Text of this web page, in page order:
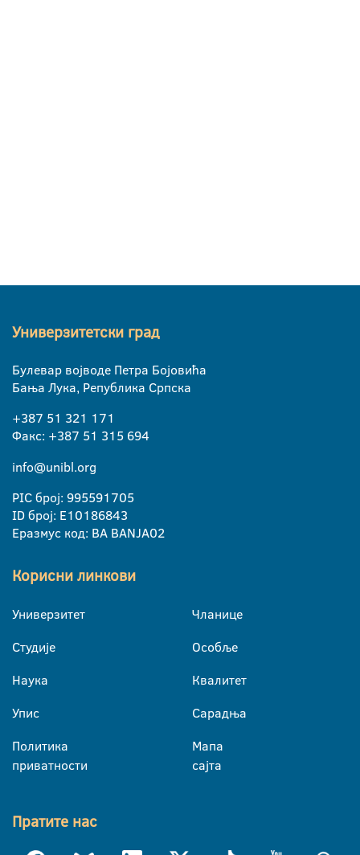
Универзитетски град
Булевар војводе Петра Бојовића
Бања Лука, Република Српска
+387 51 321 171
Факс: +387 51 315 694
info@unibl.org
PIC број: 995591705
ID број: E10186843
Еразмус код: BA BANJA02
Корисни линкови
Универзитет
Студије
Наука
Упис
Политика
приватности
Чланице
Особље
Квалитет
Сарадња
Мапа
сајта
Пратите нас